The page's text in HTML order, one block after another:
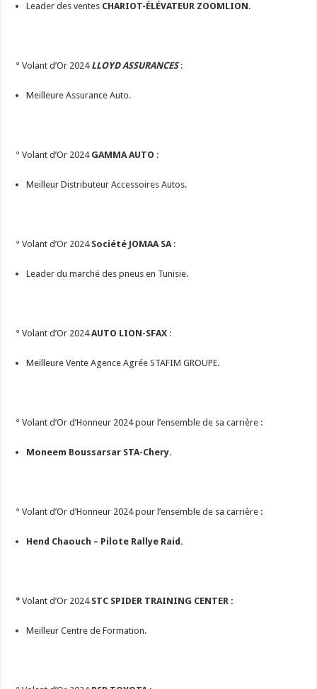
Leader des ventes CHARIOT-ÉLÉVATEUR ZOOMLION.
° Volant d’Or 2024 LLOYD ASSURANCES:
Meilleure Assurance Auto.
° Volant d’Or 2024 GAMMA AUTO :
Meilleur Distributeur Accessoires Autos.
° Volant d’Or 2024 Société JOMAA SA :
Leader du marché des pneus en Tunisie.
° Volant d’Or 2024AUTO LION-SFAX :
Meilleure Vente Agence Agrée STAFIM GROUPE.
° Volant d’Or d’Honneur 2024 pour l’ensemble de sa carrière :
Moneem Boussarsar STA-Chery.
° Volant d’Or d’Honneur 2024 pour l’ensemble de sa carrière :
Hend Chaouch – Pilote Rallye Raid.
°Volant d’Or 2024 STC SPIDER TRAINING CENTER :
Meilleur Centre de Formation.